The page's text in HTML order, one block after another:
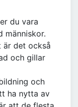
du vara
människor.
är det också
och gillar
och
ha nytta av